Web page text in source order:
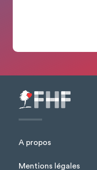
A propos
Mentions légales